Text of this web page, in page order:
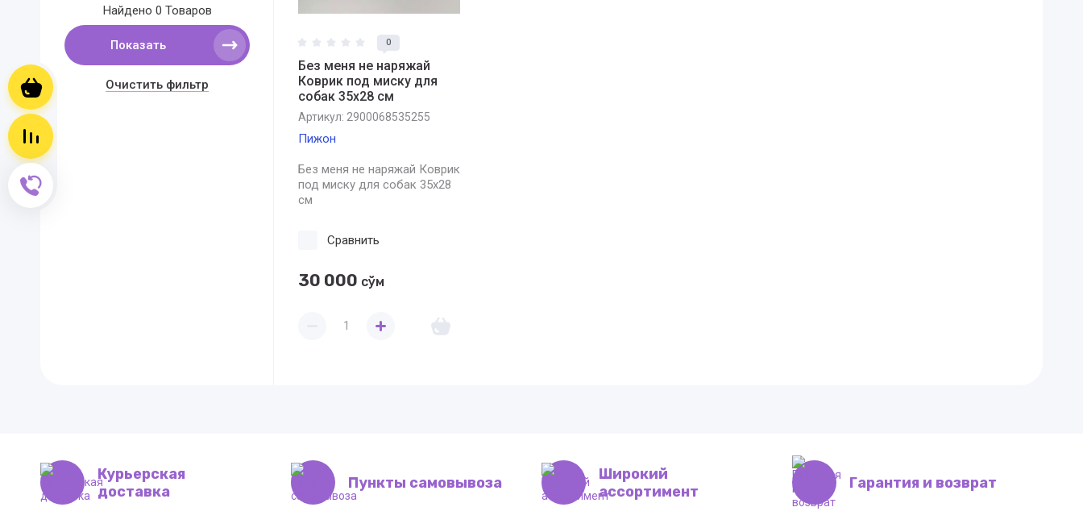
Корзина пуста
Найдено 0 Товаров
Показать
Очистить фильтр
0
Без меня не наряжай
Коврик под миску для
собак 35х28 см
Артикул: 2900068535255
Пижон
Без меня не наряжай Коврик
под миску для собак 35х28
см
Сравнить
30 000 сўм
Курьерская
доставка
Пункты самовывоза
Широкий
ассортимент
Гарантия и возврат